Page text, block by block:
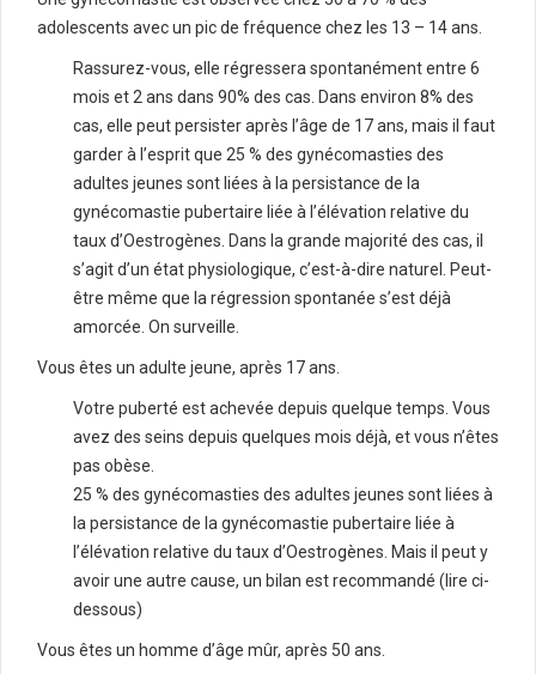
adolescents avec un pic de fréquence chez les 13 – 14 ans.
Rassurez-vous, elle régressera spontanément entre 6
mois et 2 ans dans 90% des cas. Dans environ 8% des
cas, elle peut persister après l’âge de 17 ans, mais il faut
garder à l’esprit que 25 % des gynécomasties des
adultes jeunes sont liées à la persistance de la
gynécomastie pubertaire liée à l’élévation relative du
taux d’Oestrogènes. Dans la grande majorité des cas, il
s’agit d’un état physiologique, c’est-à-dire naturel. Peut-
être même que la régression spontanée s’est déjà
amorcée. On surveille.
Vous êtes un adulte jeune, après 17 ans.
Votre puberté est achevée depuis quelque temps. Vous
avez des seins depuis quelques mois déjà, et vous n’êtes
pas obèse.
25 % des gynécomasties des adultes jeunes sont liées à
la persistance de la gynécomastie pubertaire liée à
l’élévation relative du taux d’Oestrogènes. Mais il peut y
avoir une autre cause, un bilan est recommandé (lire ci-
dessous)
Vous êtes un homme d’âge mûr, après 50 ans.